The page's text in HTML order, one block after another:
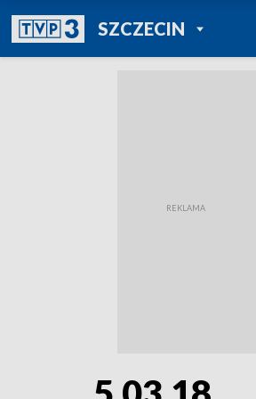
SZCZECINPOWRÓT DO
TVP REGIONY